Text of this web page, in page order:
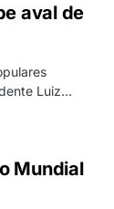
aval de
Luiz…
Mundial